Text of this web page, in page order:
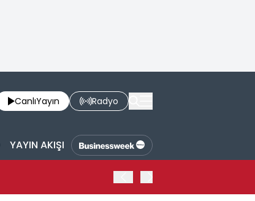
CanlıYayın Radyo
YAYIN AKIŞI